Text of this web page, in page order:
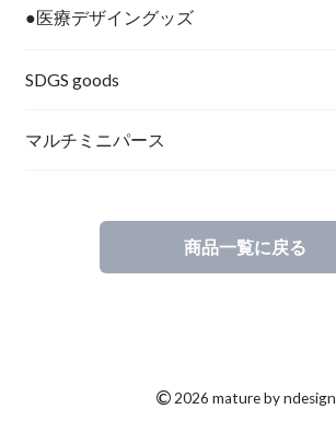
●医療デザイングッズ
SDGS goods
マルチミニパース
商品一覧に戻る
©2026 mature by ndesign